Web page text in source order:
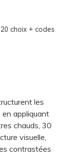
choix + codes
les
appliquant
chauds, 30
visuelle,
contrastées